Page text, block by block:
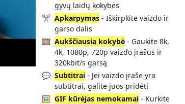
gyvų laidų kokybės
✂️ Apkarpymas - Iškirpkite vaizdo ir
garso dalis
🎞️ Aukščiausia kokybė - Gaukite 8k,
4k, 1080p, 720p vaizdo įrašus ir
320kbit/s garsą
💬 Subtitrai - Jei vaizdo įraše yra
subtitrai, galite juos pridėti
🖼️ GIF kūrėjas nemokamai - Kurkite